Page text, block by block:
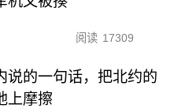
阅读 17309
说的一句话，把北约的
上摩擦